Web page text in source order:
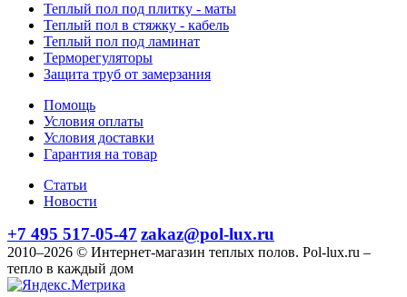
Теплый пол под плитку - маты
Теплый пол в стяжку - кабель
Теплый пол под ламинат
Терморегуляторы
Защита труб от замерзания
Помощь
Условия оплаты
Условия доставки
Гарантия на товар
Статьи
Новости
+7 495 517-05-47 zakaz@pol-lux.ru
2010–2026 © Интернет-магазин теплых полов. Pol-lux.ru –
тепло в каждый дом